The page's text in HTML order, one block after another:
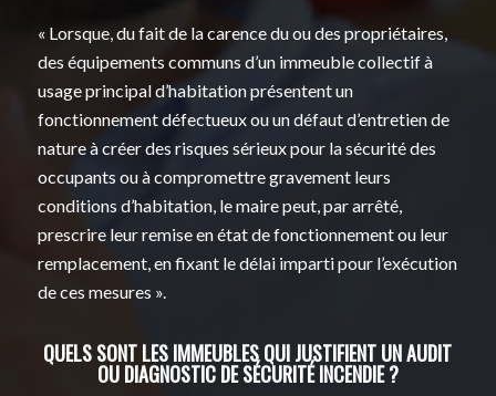
« Lorsque, du fait de la carence du ou des propriétaires,
des équipements communs d’un immeuble collectif à
usage principal d’habitation présentent un
fonctionnement défectueux ou un défaut d’entretien de
nature à créer des risques sérieux pour la sécurité des
occupants ou à compromettre gravement leurs
conditions d’habitation, le maire peut, par arrêté,
prescrire leur remise en état de fonctionnement ou leur
remplacement, en fixant le délai imparti pour l’exécution
de ces mesures ».
QUELS SONT LES IMMEUBLES QUI JUSTIFIENT UN AUDIT
OU DIAGNOSTIC DE SÉCURITÉ INCENDIE ?